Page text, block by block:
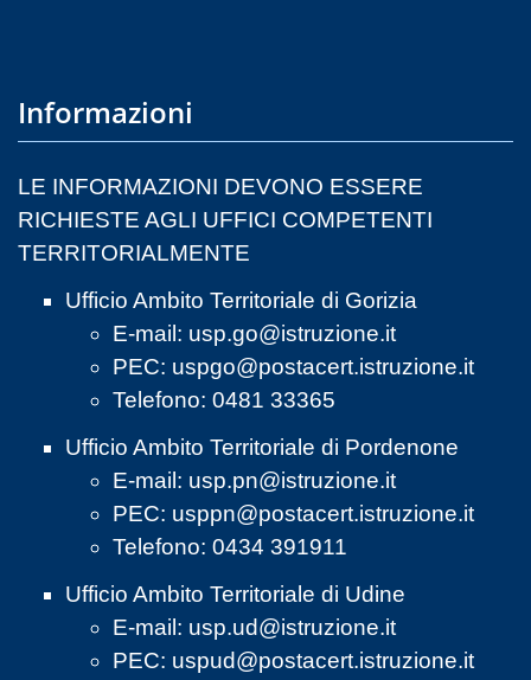
Informazioni
LE INFORMAZIONI DEVONO ESSERE
RICHIESTE AGLI UFFICI COMPETENTI
TERRITORIALMENTE
Ufficio Ambito Territoriale di Gorizia
E-mail: usp.go@istruzione.it
PEC: uspgo@postacert.istruzione.it
Telefono: 0481 33365
Ufficio Ambito Territoriale di Pordenone
E-mail: usp.pn@istruzione.it
PEC: usppn@postacert.istruzione.it
Telefono: 0434 391911
Ufficio Ambito Territoriale di Udine
E-mail: usp.ud@istruzione.it
PEC: uspud@postacert.istruzione.it